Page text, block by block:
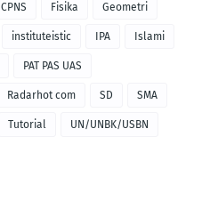
CPNS Fisika Geometri
instituteistic IPA Islami
PAT PAS UAS
Radarhot com SD SMA
Tutorial UN/UNBK/USBN